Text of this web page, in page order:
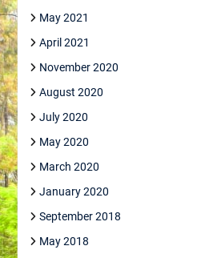
May 2021
April 2021
November 2020
August 2020
July 2020
May 2020
March 2020
January 2020
September 2018
May 2018